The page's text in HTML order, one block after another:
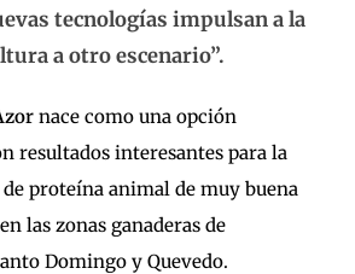
tecnologías impulsan a la
a otro escenario”.
nace como una opción
resultados interesantes para la
proteína animal de muy buena
las zonas ganaderas de
Domingo y Quevedo.